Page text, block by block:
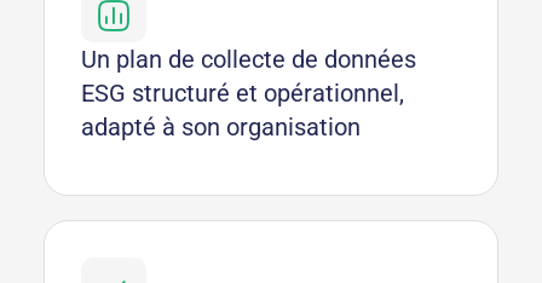
Un plan de collecte de données
ESG structuré et opérationnel,
adapté à son organisation